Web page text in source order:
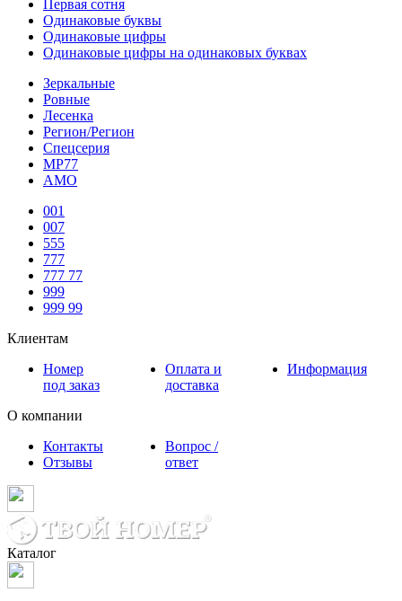
Первая сотня
Одинаковые буквы
Одинаковые цифры
Одинаковые цифры на одинаковых буквах
Зеркальные
Ровные
Лесенка
Регион/Регион
Спецсерия
МР77
АМО
001
007
555
777
777 77
999
999 99
Клиентам
Номер
под заказ
Оплата и
доставка
Информация
О компании
Контакты
Отзывы
Вопрос /
ответ
Каталог